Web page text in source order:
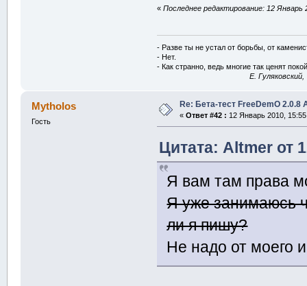
«Последнее редактирование: 12 Январь
- Разве ты не устал от борьбы, от
- Нет.
- Как странно, ведь многие так ценят
E.
Mytholos
Гость
Re: Бета-тест FreeDemO 2.0.8
« Ответ #42 : 12 Январь 2010,
Цитата: Altmer от
Я вам там права
Я уже занимаюсь
ли я пишу?
Не надо от моего